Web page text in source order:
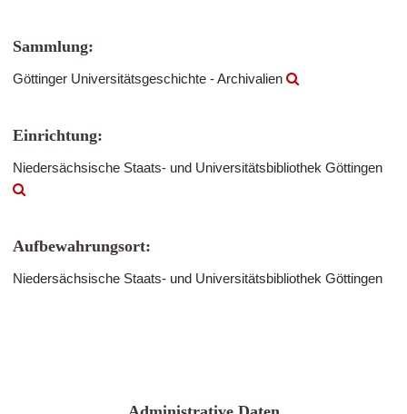
Sammlung:
Göttinger Universitätsgeschichte - Archivalien
Einrichtung:
Niedersächsische Staats- und Universitätsbibliothek Göttingen
Aufbewahrungsort:
Niedersächsische Staats- und Universitätsbibliothek Göttingen